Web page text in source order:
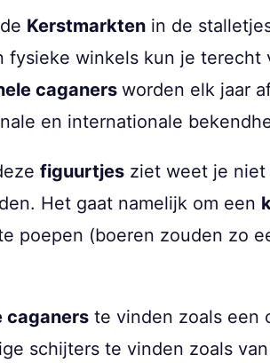
Kerstmarkten in de
fysieke winkels kun je
caganers worden elk jaar
en internationale
figuurtjes ziet weet je niet
Het gaat namelijk om een
poepen (boeren zouden zo
caganers te vinden zoals een
schijters te vinden zoals